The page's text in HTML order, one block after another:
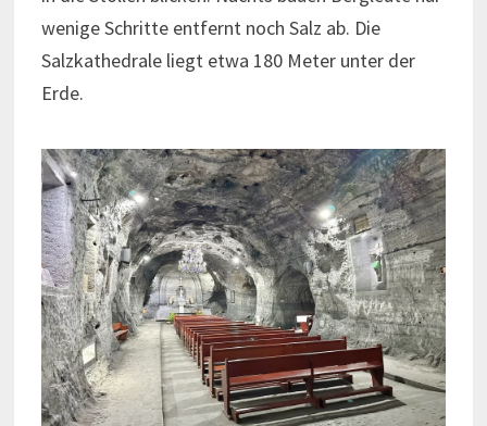
wenige Schritte entfernt noch Salz ab. Die
Salzkathedrale liegt etwa 180 Meter unter der
Erde.